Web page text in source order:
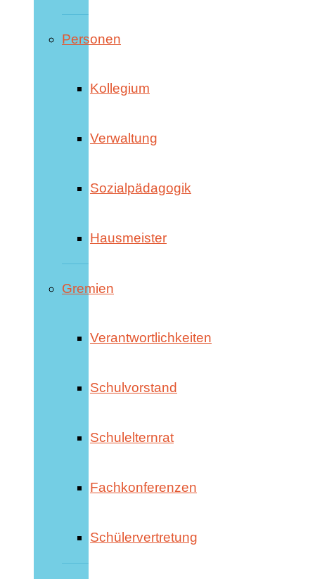
Personen
Kollegium
Verwaltung
Sozialpädagogik
Hausmeister
Gremien
Verantwortlichkeiten
Schulvorstand
Schulelternrat
Fachkonferenzen
Schülervertretung